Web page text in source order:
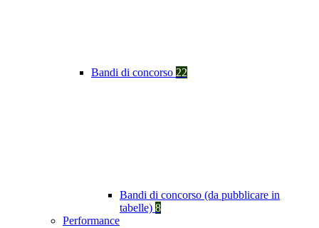
Bandi di concorso 22
Bandi di concorso (da pubblicare in
tabelle) 8
Performance